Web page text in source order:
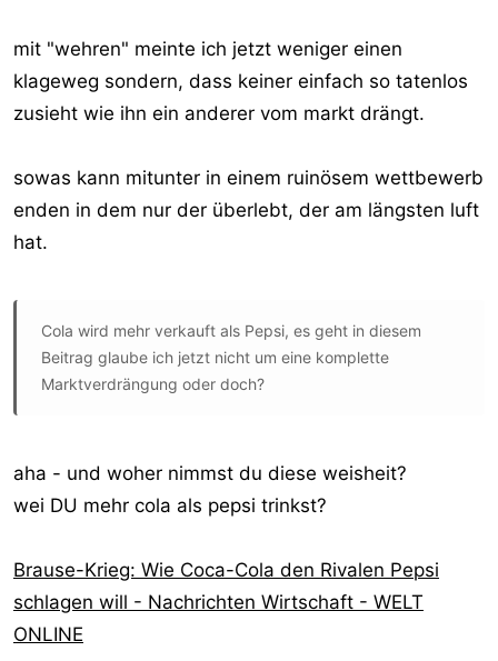
mit "wehren" meinte ich jetzt weniger einen
klageweg sondern, dass keiner einfach so tatenlos
zusieht wie ihn ein anderer vom markt drängt.
sowas kann mitunter in einem ruinösem wettbewerb
enden in dem nur der überlebt, der am längsten luft
hat.
Cola wird mehr verkauft als Pepsi, es geht in diesem
Beitrag glaube ich jetzt nicht um eine komplette
Marktverdrängung oder doch?
aha - und woher nimmst du diese weisheit?
wei DU mehr cola als pepsi trinkst?
Brause-Krieg: Wie Coca-Cola den Rivalen Pepsi
schlagen will - Nachrichten Wirtschaft - WELT
ONLINE